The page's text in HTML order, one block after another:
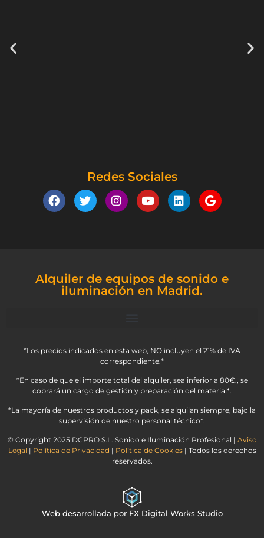
Redes Sociales
Alquiler de equipos de sonido e
iluminación en Madrid.
*Los precios indicados en esta web, NO incluyen el 21% de IVA
correspondiente.*
*En caso de que el importe total del alquiler, sea inferior a 80€., se
cobrará un cargo de gestión y preparación del material*.
*La mayoría de nuestros productos y pack, se alquilan siempre, bajo la
supervisión de nuestro personal técnico*.
© Copyright 2025 DCPRO S.L. Sonido e Iluminación Profesional | Aviso
Legal | Política de Privacidad | Política de Cookies| Todos los derechos
reservados.
Web desarrollada por FX Digital Works Studio